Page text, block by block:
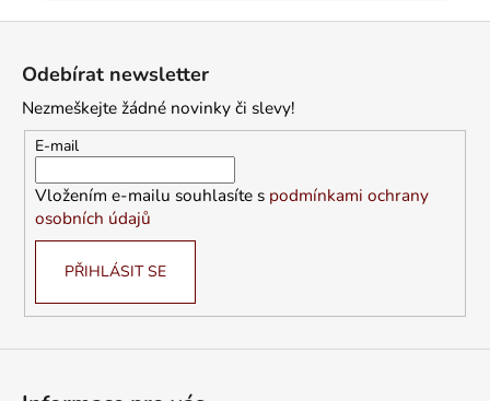
Odebírat newsletter
Nezmeškejte žádné novinky či slevy!
E-mail
Vložením e-mailu souhlasíte s podmínkami ochrany
osobních údajů
PŘIHLÁSIT SE